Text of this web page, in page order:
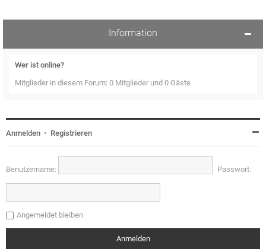
Information
Wer ist online?
Mitglieder in diesem Forum: 0 Mitglieder und 0 Gäste
Anmelden • Registrieren
Benutzername: Passwort:
Angemeldet bleiben